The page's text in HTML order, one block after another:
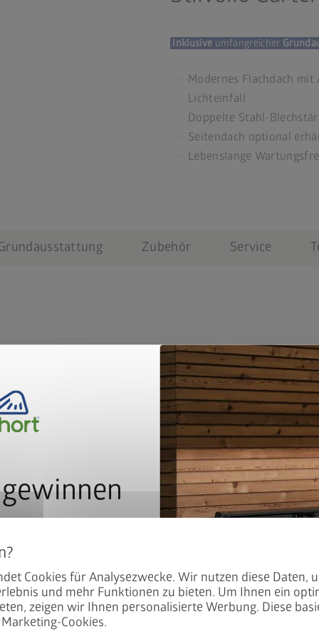
Cookies für Analysezwecke. Wir nutzen diese Daten,
und mehr Funktionen zu bieten. Um Ihnen ein
zeigen wir Ihnen personalisierte Werbung. Diese
Cookies.
Inklusive umfangreicher
Modernes Flachdach
Lichteinfall
Doppelte Stahl-
Seitendach optional
Lebenslange
Zubehör Service
ausreichend Licht von allen Seiten
Zoll-Schlauch
beiden Seiten
Newsletter an und
im Lostopf.